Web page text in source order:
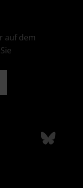
auf dem